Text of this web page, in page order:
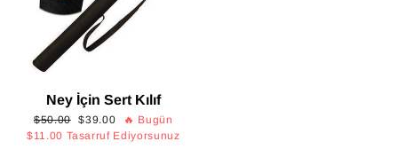
Ney İçin Sert Kılıf
Normal
fiyat
$50.00 İndirimli
fiyat
$39.00
🔥 Bugün
$11.00 Tasarruf Ediyorsunuz